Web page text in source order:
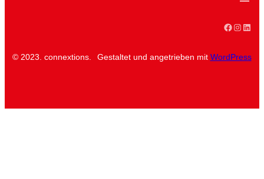
Facebook
© 2023. connextions. Gestaltet und angetrieben mit WordPress